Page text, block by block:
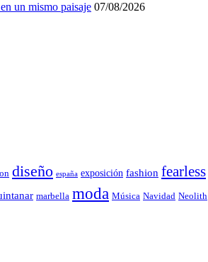
un mismo paisaje 07/08/2026
diseño españa exposición fashion fearless
marbella moda Música Navidad Neolith